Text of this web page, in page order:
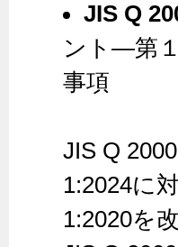
JIS Q
ント—第
事項
JIS Q
1:2024に
1:2020を